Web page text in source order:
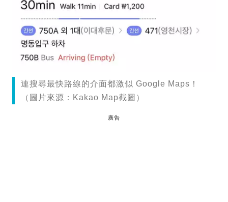
連搜尋最快路線的介面都激似 Google Maps！
（圖片來源：Kakao Map截圖）
廣告